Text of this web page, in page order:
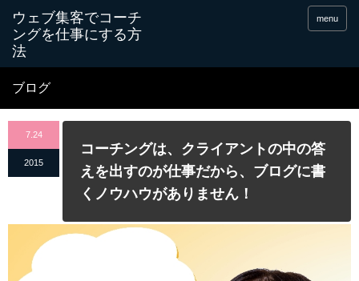
menu
ブログ
7.24
2015
コーチングは、クライアントの中の答
えを出すのが仕事だから、ブログに書
くノウハウがありません！